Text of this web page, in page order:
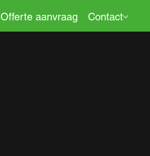
Offerte aanvraag Contact